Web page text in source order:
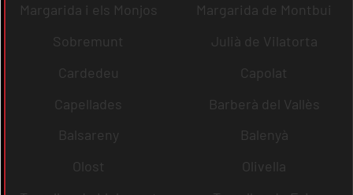
Margarida i els Monjos
Margarida de Montbui
Sobremunt
Julià de Vilatorta
Cardedeu
Capolat
Capellades
Barberà del Vallès
Balsareny
Balenyà
Olost
Olivella